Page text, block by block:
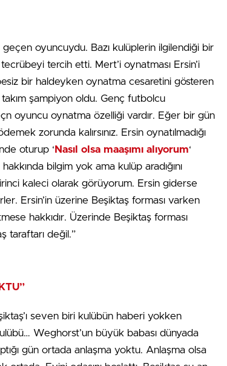
oyuncuydu. Bazı kulüplerin ilgilendiği bir
tercih etti. Mert’i oynatması Ersin’i
bir haldeyken oynatma cesaretini gösteren
şampiyon oldu. Genç futbolcu
oyuncu oynatma özelliği vardır. Eğer bir gün
zorunda kalırsınız. Ersin oynatılmadığı
oturup ‘ Nasıl olsa maaşımı alıyorum‘
bilgim yok ama kulüp aradığını
kaleci olarak görüyorum. Ersin giderse
Ersin’in üzerine Beşiktaş forması varken
hakkıdır. Üzerinde Beşiktaş forması
taraftarı değil.”
seven biri kulübün haberi yokken
Weghorst’un büyük babası dünyada
gün ortada anlaşma yoktu. Anlaşma olsa